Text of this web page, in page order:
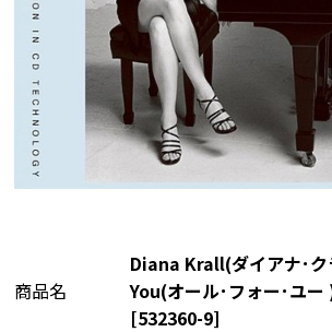
商品名
Diana Krall(ダイアナ･
You(オール･フォー･ユー
[532360-9]